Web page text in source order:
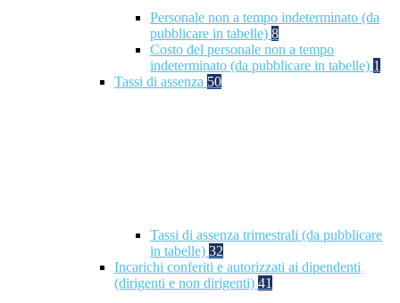
Personale non a tempo indeterminato (da
pubblicare in tabelle) 8
Costo del personale non a tempo
indeterminato (da pubblicare in tabelle) 1
Tassi di assenza 50
Tassi di assenza trimestrali (da pubblicare
in tabelle) 32
Incarichi conferiti e autorizzati ai dipendenti
(dirigenti e non dirigenti) 41